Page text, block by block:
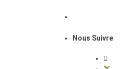
Nous Suivre